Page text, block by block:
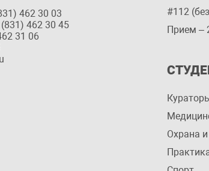
462 30 03
462 30 45
31 06
#112
Прием –
Охрана